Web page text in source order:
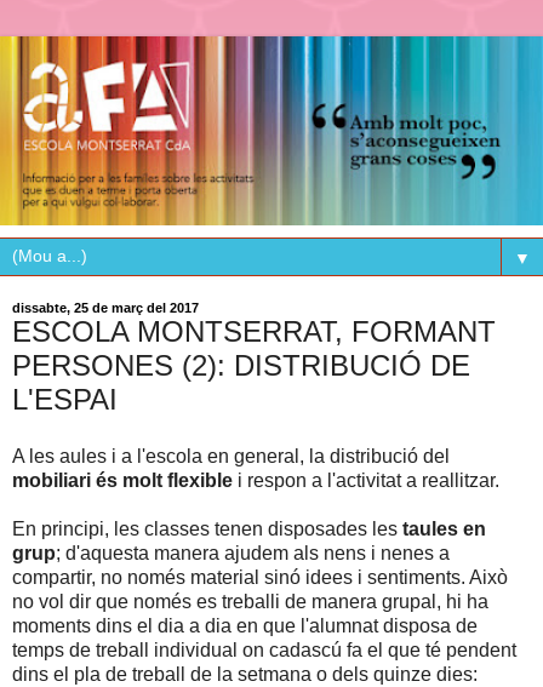
▼
dissabte, 25 de març del 2017
ESCOLA MONTSERRAT, FORMANT
PERSONES (2): DISTRIBUCIÓ DE
L'ESPAI
A les aules i a l'escola en general, la distribució del
mobiliari és molt flexible i respon a l'activitat a reallitzar.
En principi, les classes tenen disposades les taules en
grup; d'aquesta manera ajudem als nens i nenes a
compartir, no només material sinó idees i sentiments. Això
no vol dir que només es treballi de manera grupal, hi ha
moments dins el dia a dia en que l'alumnat disposa de
temps de treball individual on cadascú fa el que té pendent
dins el pla de treball de la setmana o dels quinze dies: